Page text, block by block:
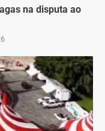
na disputa ao